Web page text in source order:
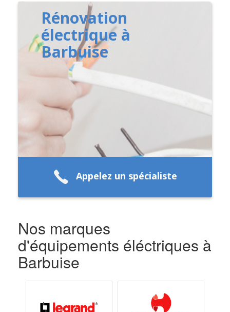
Rénovation
électrique à
Barbuise
Appelez un spécialiste
Nos marques
d'équipements éléctriques à
Barbuise